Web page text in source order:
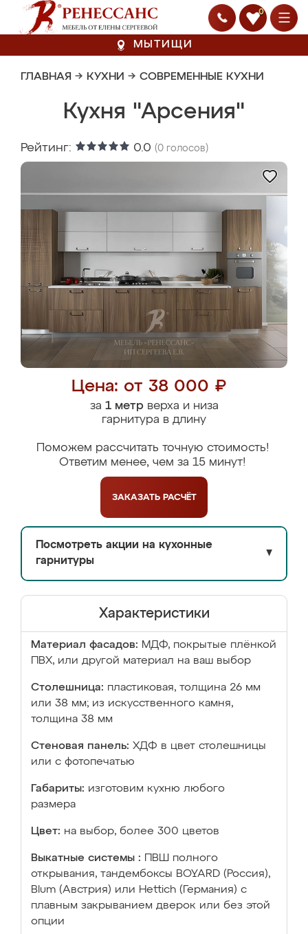
0
МЫТИЩИ
ГЛАВНАЯ → КУХНИ → СОВРЕМЕННЫЕ КУХНИ
Кухня "Арсения"
Рейтинг: 0.0 (0 голосов)
Цена: от 38 000 ₽
за 1 метрверха и низа
гарнитура в длину
Поможем рассчитать точную стоимость!
Ответим менее, чем за 15 минут!
ЗАКАЗАТЬ РАСЧЁТ
Посмотреть акции на кухонные
гарнитуры
▼
Характеристики
Материал фасадов: МДФ, покрытые плёнкой
ПВХ, или другой материал на ваш выбор
Столешница: пластиковая, толщина 26 мм
или 38 мм; из искусственного камня,
толщина 38 мм
Стеновая панель: ХДФ в цвет столешницы
или с фотопечатью
Габариты: изготовим кухню любого
размера
Цвет: на выбор, более 300 цветов
Выкатные системы :
ПВШ полного
открывания, тандембоксы BOYARD (Россия),
Blum (Австрия) или Hettich (Германия) с
плавным закрыванием дверок или без этой
опции